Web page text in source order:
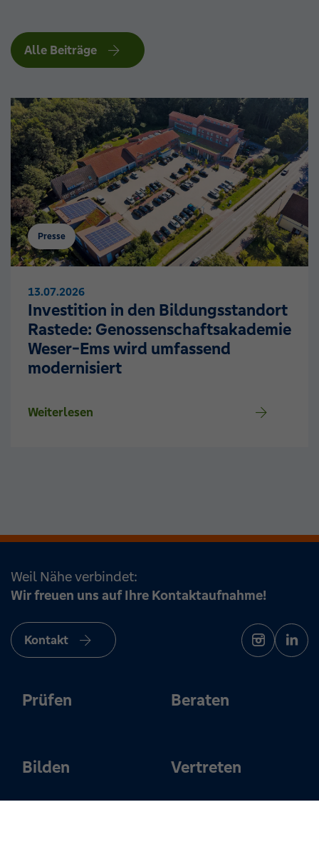
Alle Beiträge
Presse
13.07.2026
Investition in den Bildungsstandort
Rastede: Genossenschaftsakademie
Weser-Ems wird umfassend
modernisiert
Weiterlesen
Weil Nähe verbindet:
Wir freuen uns auf Ihre Kontaktaufnahme!
Kontakt
Prüfen Beraten
Bilden Vertreten